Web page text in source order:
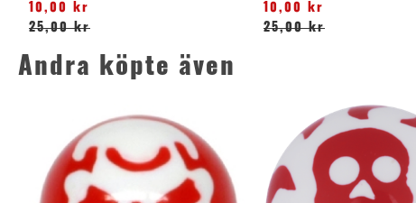
10,00 kr
25,00 kr
10,00 kr
25,00 kr
Andra köpte även